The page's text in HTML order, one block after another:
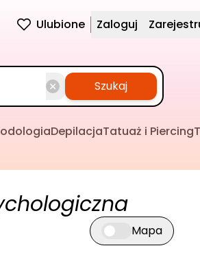
Ulubione Zaloguj
Szukaj
DepilacjaTatuaż i Piercing
Przełącz widok
Mapa